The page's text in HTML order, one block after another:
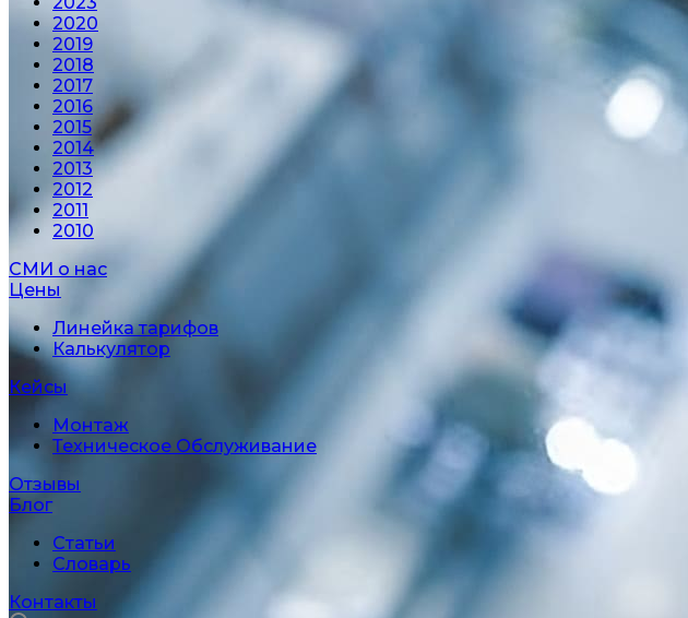
2020
2019
2018
2017
2016
2015
2014
2013
2012
2011
2010
СМИ о нас
Цены
Линейка тарифов
Калькулятор
Кейсы
Монтаж
Техническое Обслуживание
Отзывы
Блог
Статьи
Словарь
Контакты